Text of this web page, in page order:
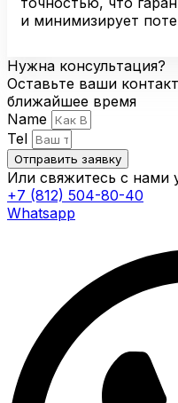
и минимизирует
Нужна консультация?
Оставьте ваши
ближайшее время
Name
Tel
Отправить заявку
Или свяжитесь с нами
+7 (812) 504-80-40
Whatsapp